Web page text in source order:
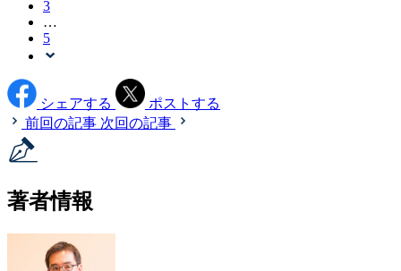
3
…
5
シェアする
ポストする
前回の記事 次回の記事
著者情報